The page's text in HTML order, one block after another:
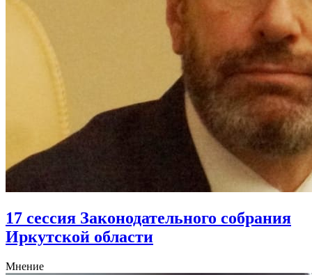
17 сессия Законодательного собрания
Иркутской области
Мнение